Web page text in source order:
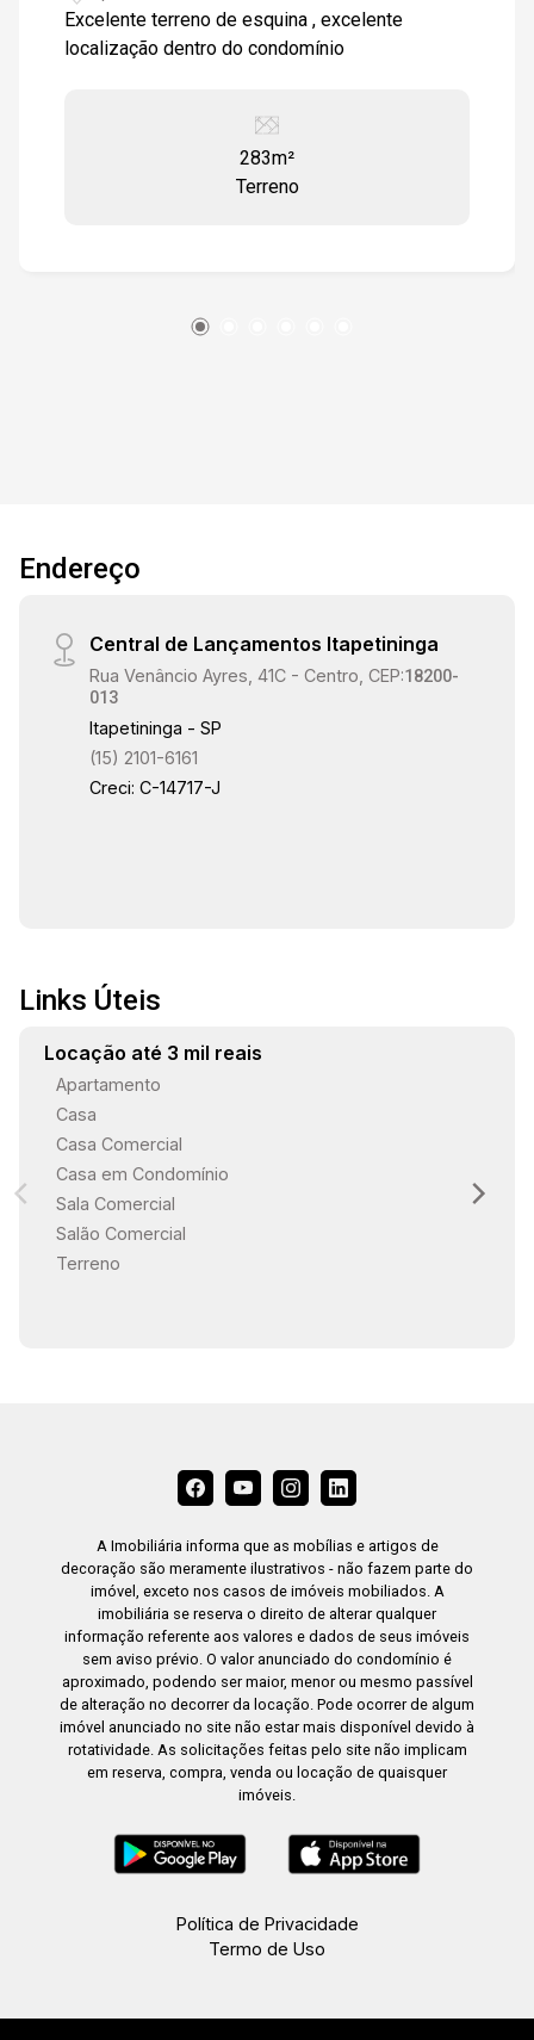
Excelente terreno de esquina , excelente
localização dentro do condomínio
283m²
Terreno
Endereço
Central de Lançamentos Itapetininga
Rua Venâncio Ayres, 41C - Centro, CEP:18200-
013
Itapetininga - SP
(15) 2101-6161
Creci: C-14717-J
Links Úteis
Locação até 3 mil reais
Apartamento
Casa
Casa Comercial
Casa em Condomínio
Sala Comercial
Salão Comercial
Terreno
A Imobiliária informa que as mobílias e artigos de
decoração são meramente ilustrativos - não fazem parte do
imóvel, exceto nos casos de imóveis mobiliados. A
imobiliária se reserva o direito de alterar qualquer
informação referente aos valores e dados de seus imóveis
sem aviso prévio. O valor anunciado do condomínio é
aproximado, podendo ser maior, menor ou mesmo passível
de alteração no decorrer da locação. Pode ocorrer de algum
imóvel anunciado no site não estar mais disponível devido à
rotatividade. As solicitações feitas pelo site não implicam
em reserva, compra, venda ou locação de quaisquer
imóveis.
Política de Privacidade
Termo de Uso